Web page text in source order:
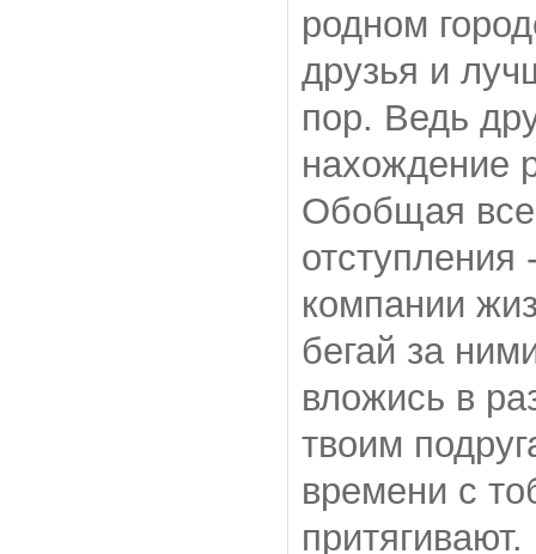
родном
друзья и
пор. Ведь
нахождение
Обобщая все
компании
бегай за
вложись в
твоим
времени с
притягивают.